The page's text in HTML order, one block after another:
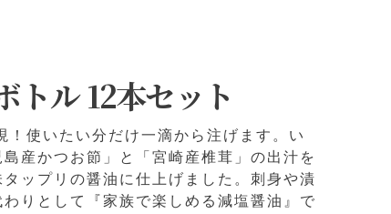
ル 12本セット
使いたい分だけ一滴から注げます。い
産かつお節」と「宮崎産椎茸」の出汁を
ップリの醤油に仕上げました。刺身や漬
りとして『家族で楽しめる減塩醤油』で